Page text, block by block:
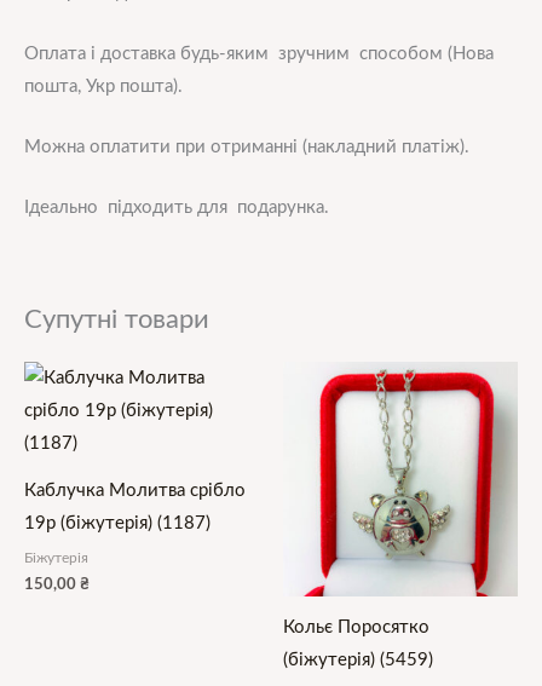
Оплата і доставка будь-яким зручним способом (Нова
пошта, Укр пошта).
Можна оплатити при отриманні (накладний платіж).
Ідеально підходить для подарунка.
Супутні товари
Каблучка Молитва срібло
19р (біжутерія) (1187)
Біжутерія
150,00 ₴
Кольє Поросятко
(біжутерія) (5459)